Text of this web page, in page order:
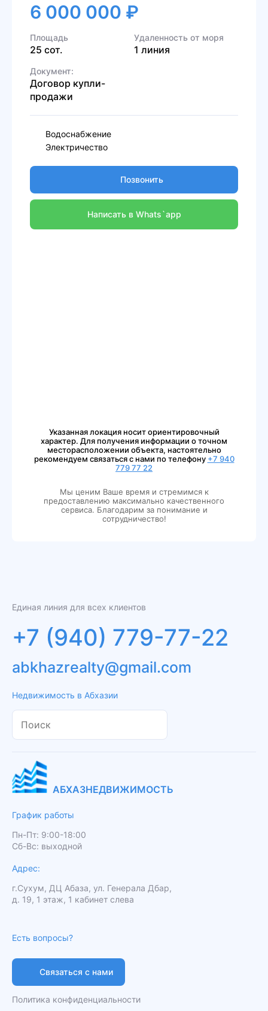
6 000 000 ₽
Площадь
25 сот.
Удаленность от моря
1 линия
Документ:
Договор купли-
продажи
Водоснабжение
Электричество
Позвонить
Написать в Whats`app
Указанная локация носит ориентировочный
характер. Для получения информации о точном
месторасположении объекта, настоятельно
рекомендуем связаться с нами по телефону +7 940
779 77 22
Мы ценим Ваше время и стремимся к
предоставлению максимально качественного
сервиса. Благодарим за понимание и
сотрудничество!
Единая линия для всех клиентов
+7 (940) 779-77-22
Недвижимость в Абхазии
abkhazrealty@gmail.com
АБХАЗНЕДВИЖИМОСТЬ
График работы
Пн-Пт: 9:00-18:00
Сб-Вс: выходной
Адрес:
г.Сухум, ДЦ Абаза, ул. Генерала Дбар,
д. 19, 1 этаж, 1 кабинет слева
Политика конфиденциальности
Есть вопросы?
Связаться с нами